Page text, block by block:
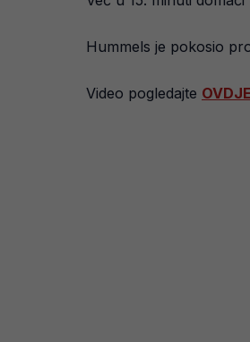
Hummels je pokosio
Video pogledajte OVDJE